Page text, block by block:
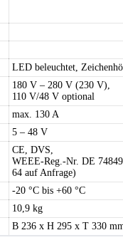
LED beleuchtet,
180 V – 280 V (230 V),
110 V/48 V optional
max. 130 A
5 – 48 V
CE, DVS,
WEEE-Reg.-Nr. DE
64 auf Anfrage)
-20 °C bis +60 °C
10,9 kg
B 236 x H 295 x T 330